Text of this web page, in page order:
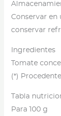
Conservar en
conservar
Ingredientes
Tomate
(*)
Tabla
Para 100 g